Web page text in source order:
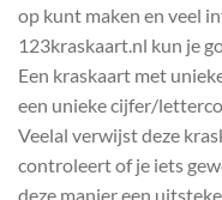
op kunt maken en veel
123kraskaart.nl kun je
Een kraskaart met
een unieke cijfer/
Veelal verwijst deze
controleert of je iets
deze manier een